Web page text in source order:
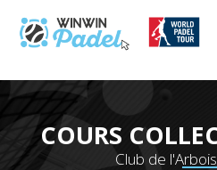
COURS
Club de